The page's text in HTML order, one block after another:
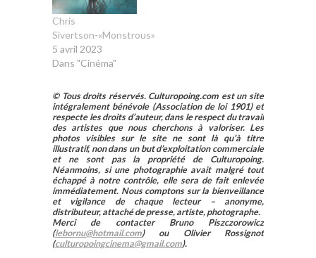
Chris
Sivertson-«Monstrous»
5 avril 2023
Dans "Cinéma"
© Tous droits réservés. Culturopoing.com est un site
intégralement bénévole (Association de loi 1901) et
respecte les droits d’auteur, dans le respect du travail
des artistes que nous cherchons à valoriser. Les
photos visibles sur le site ne sont là qu’à titre
illustratif, non dans un but d’exploitation commerciale
et ne sont pas la propriété de Culturopoing.
Néanmoins, si une photographie avait malgré tout
échappé à notre contrôle, elle sera de fait enlevée
immédiatement. Nous comptons sur la bienveillance
et vigilance de chaque lecteur – anonyme,
distributeur, attaché de presse, artiste, photographe.
Merci de contacter Bruno Piszczorowicz
(lebornu@hotmail.com) ou Olivier Rossignot
(culturopoingcinema@gmail.com).